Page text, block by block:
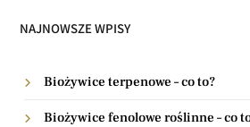
NAJNOWSZE WPISY
Biożywice terpenowe – co to?
Biożywice fenolowe roślinne – co